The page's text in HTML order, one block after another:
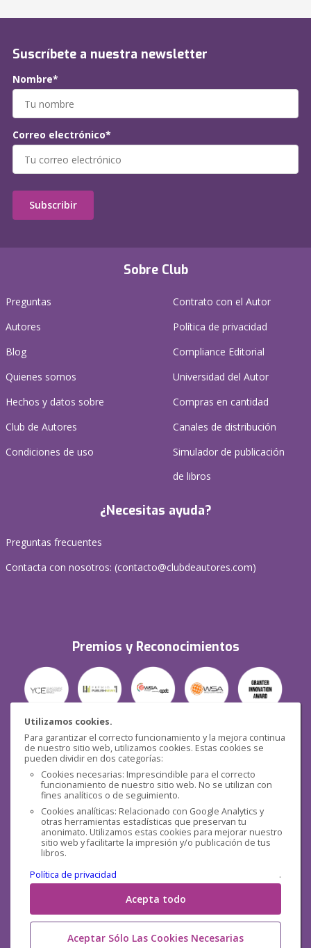
Utilizamos cookies.
Para garantizar el correcto funcionamiento y la mejora continua
de nuestro sitio web, utilizamos cookies. Estas cookies se
pueden dividir en dos categorías:
Cookies necesarias: Imprescindible para el correcto
funcionamiento de nuestro sitio web. No se utilizan con
fines analíticos o de seguimiento.
Cookies analíticas: Relacionado con Google Analytics y
otras herramientas estadísticas que preservan tu
anonimato. Utilizamos estas cookies para mejorar nuestro
sitio web y facilitarte la impresión y/o publicación de tus
libros.
Política de privacidad
.
Acepta todo
Aceptar Sólo Las Cookies Necesarias
Sobre Club
Preguntas
Autores
Blog
Quienes somos
Hechos y datos sobre
Club de Autores
Condiciones de uso
Contrato con el Autor
Política de privacidad
Compliance Editorial
Universidad del Autor
Compras en cantidad
Canales de distribución
Simulador de publicación
de libros
¿Necesitas ayuda?
Preguntas frecuentes
Contacta con nosotros: (contacto@clubdeautores.com)
Premios y Reconocimientos
Seguridad
Redes sociales
Suscríbete a nuestra newsletter
Nombre*
Correo electrónico*
Subscribir